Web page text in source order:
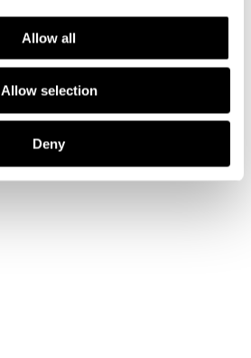
Allow all
Allow selection
Deny